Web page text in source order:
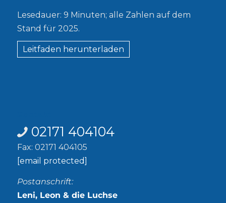
Lesedauer: 9 Minuten; alle Zahlen auf dem
Stand für 2025.
Leitfaden herunterladen
02171 404104
Fax: 02171 404105
[email protected]
Postanschrift:
Leni, Leon & die Luchse